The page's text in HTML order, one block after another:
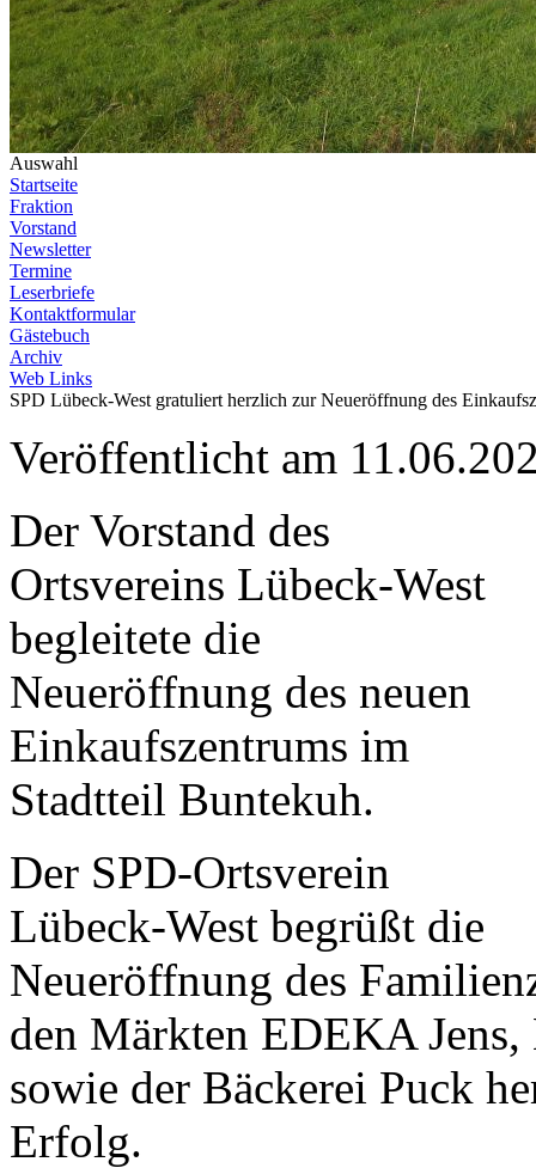
Auswahl
Startseite
Fraktion
Vorstand
Newsletter
Termine
Leserbriefe
Kontaktformular
Gästebuch
Archiv
Web Links
SPD Lübeck-West gratuliert herzlich zur Neueröffnung des
Veröffentlicht am
Der Vorstand des
Ortsvereins Lübeck-West
begleitete die
Neueröffnung des neuen
Einkaufszentrums im
Stadtteil Buntekuh.
Der SPD-Ortsverein
Lübeck-West begrüßt die
Neueröffnung des
den Märkten EDEKA
sowie der Bäckerei Puck
Erfolg.